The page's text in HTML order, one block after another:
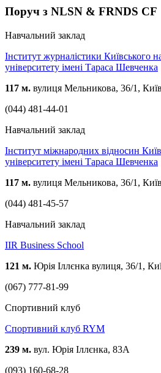
Поруч з NLSN & FRNDS CF
Навчальний заклад
Інститут журналістики Київського
університету імені Тараса Шевченка
117 м. вулиця Мельникова, 36/1,
(044) 481-44-01
Навчальний заклад
Інститут міжнародних відносин
університету імені Тараса Шевченка
117 м. вулиця Мельникова, 36/1, Київ
(044) 481-45-57
Навчальний заклад
IIR Business School
121 м. Юрія Іллєнка вулиця, 36/1,
(067) 777-81-99
Спортивний клуб
Спортивний клуб RYM
239 м. вул. Юрія Іллєнка, 83А
(093) 160-68-28